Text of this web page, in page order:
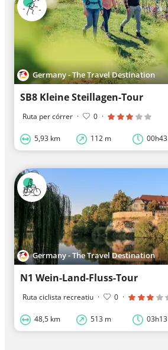
Germany - The Travel Destination
SB8 Kleine Steillagen-Tour
Ruta per córrer · 0 ·
5,93 km 112 m 00h43
Germany - The Travel Destination
N1 Wein-Land-Fluss-Tour
Ruta ciclista recreatiu · 0 ·
48,5 km 513 m 03h13